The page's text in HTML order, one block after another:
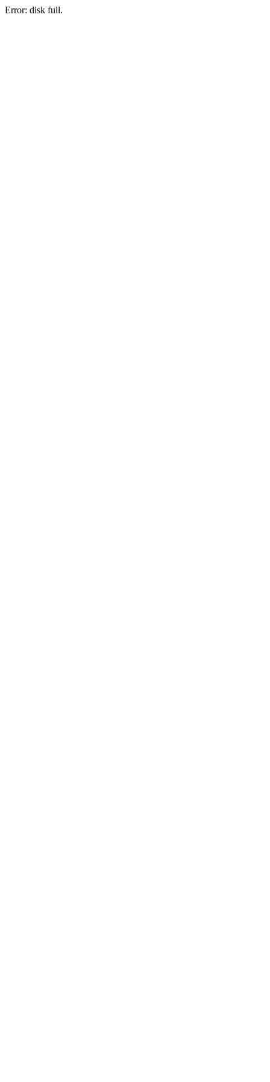
Error: disk full.